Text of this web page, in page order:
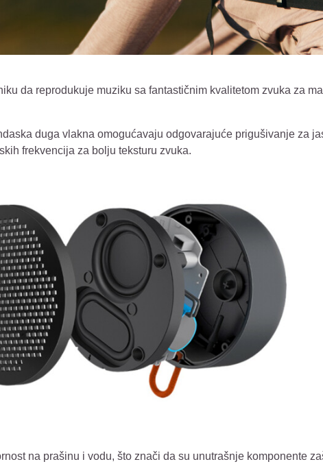
da reprodukuje muziku sa fantastičnim kvalitetom zvuka za
duga vlakna omogućavaju odgovarajuće prigušivanje za
frekvencija za bolju teksturu zvuka.
na prašinu i vodu, što znači da su unutrašnje komponente